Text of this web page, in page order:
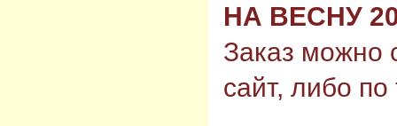
НА ВЕСНУ
Заказ можно
сайт, либо